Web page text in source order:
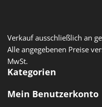
Verkauf ausschließlich an
Alle angegebenen Preise
MwSt.
Kategorien
Mein Benutzerkonto